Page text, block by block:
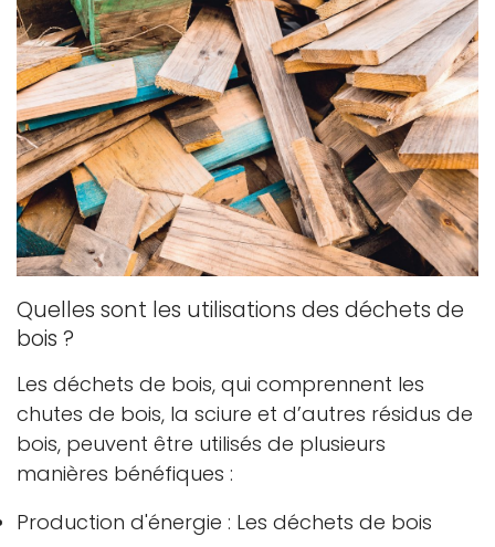
Quelles sont les utilisations des déchets de
bois ?
Les déchets de bois, qui comprennent les
chutes de bois, la sciure et d’autres résidus de
bois, peuvent être utilisés de plusieurs
manières bénéfiques :
Production d'énergie : Les déchets de bois